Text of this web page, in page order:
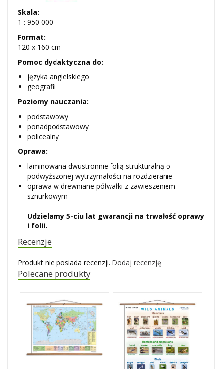
Skala:
1 : 950 000
Format:
120 x 160 cm
Pomoc dydaktyczna do:
języka angielskiego
geografii
Poziomy nauczania:
podstawowy
ponadpodstawowy
policealny
Oprawa:
laminowana dwustronnie folią strukturalną o
podwyższonej wytrzymałości na rozdzieranie
oprawa w drewniane półwałki z zawieszeniem
sznurkowym
Udzielamy 5-ciu lat gwarancji na trwałość oprawy
i folii.
Recenzje
Produkt nie posiada recenzji. Dodaj recenzję
Polecane produkty